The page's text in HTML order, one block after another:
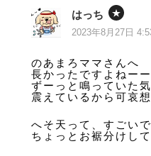
はっち
2023年8月27日
のあまろママさんへ
長かったですよねー
ずーっと鳴っていた
震えているから可哀
へそ天って、すごい
ちょっとお裾分けし